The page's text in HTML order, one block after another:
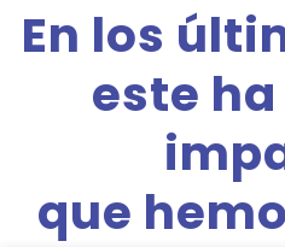
En los
este
que